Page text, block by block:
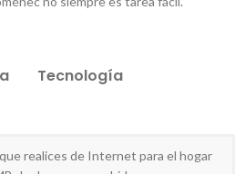
Tecnología
realices de Internet para el hogar